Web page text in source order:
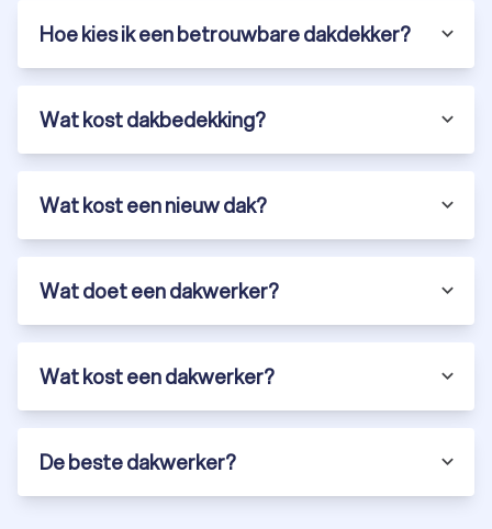
Hoe kies ik een betrouwbare dakdekker?
Wat kost dakbedekking?
Wat kost een nieuw dak?
Wat doet een dakwerker?
Wat kost een dakwerker?
De beste dakwerker?